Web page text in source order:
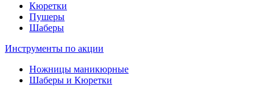
Кюретки
Пушеры
Шаберы
Инструменты по акции
Ножницы маникюрные
Шаберы и Кюретки